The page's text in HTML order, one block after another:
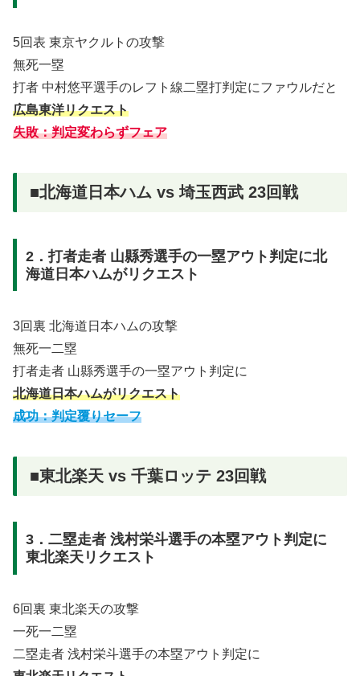
5回表 東京ヤクルトの攻撃
無死一塁
打者 中村悠平選手のレフト線二塁打判定にファウルだと
広島東洋リクエスト
失敗：判定変わらずフェア
■北海道日本ハム vs 埼玉西武 23回戦
2．打者走者 山縣秀選手の一塁アウト判定に北
海道日本ハムがリクエスト
3回裏 北海道日本ハムの攻撃
無死一二塁
打者走者 山縣秀選手の一塁アウト判定に
北海道日本ハムがリクエスト
成功：判定覆りセーフ
■東北楽天 vs 千葉ロッテ 23回戦
3．二塁走者 浅村栄斗選手の本塁アウト判定に
東北楽天リクエスト
6回裏 東北楽天の攻撃
一死一二塁
二塁走者 浅村栄斗選手の本塁アウト判定に